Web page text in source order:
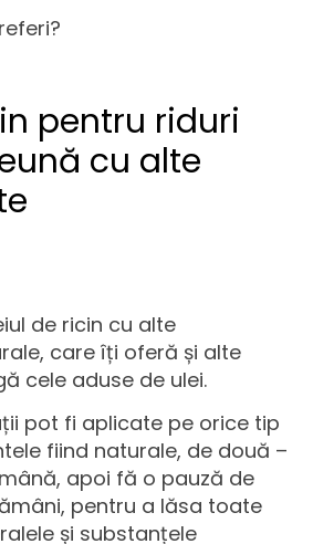
pentru riduri
cu alte
de ricin cu alte
care îți oferă și alte
cele aduse de ulei.
pot fi aplicate pe orice tip
fiind naturale, de două –
apoi fă o pauză de
pentru a lăsa toate
și substanțele